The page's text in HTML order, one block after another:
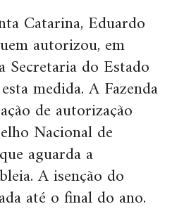
Catarina, Eduardo
autorizou, em
Secretaria do Estado
medida. A Fazenda
de autorização
Nacional de
aguarda a
A isenção do
até o final do ano.